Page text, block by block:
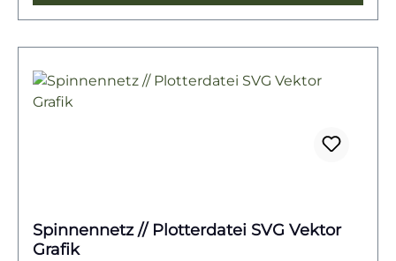
Einladungen oder Wanddeko – die vielseitige
Datei ist ein echter Klassiker für die
Halloween-Zeit und passt perfekt zu
unheimlichen und witzigen Gestaltungen.
Spinnennetz // Plotterdatei SVG Vektor
Grafik